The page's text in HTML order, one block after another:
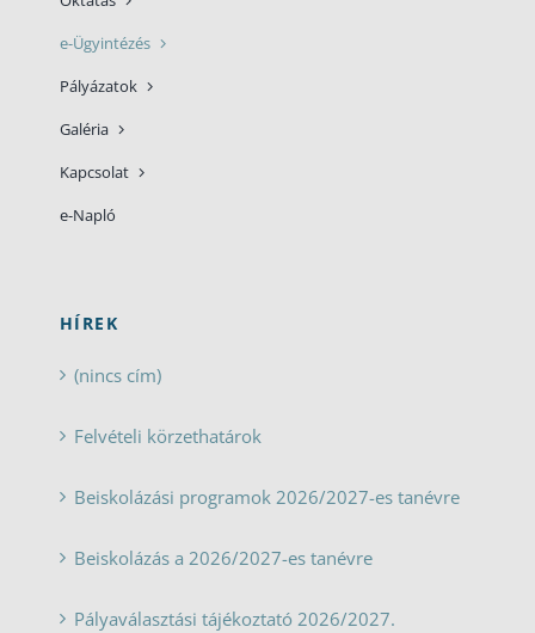
e-Ügyintézés
Pályázatok
Galéria
Kapcsolat
e-Napló
HÍREK
(nincs cím)
Felvételi körzethatárok
Beiskolázási programok 2026/2027-es tanévre
Beiskolázás a 2026/2027-es tanévre
Pályaválasztási tájékoztató 2026/2027.